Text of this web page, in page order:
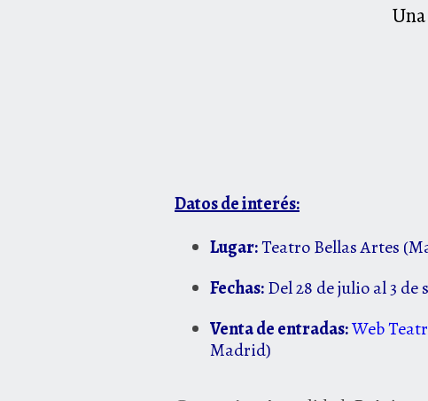
Datos de interés:
Lugar:Teatro Bellas Artes
Fechas:Del 28 de julio al 3 de
Venta de entradas:Web
Madrid)